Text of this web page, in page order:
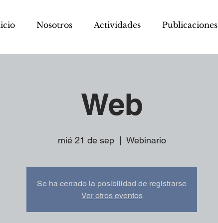
Nosotros Actividades Publicaciones
Web
mié 21 de sep
  |
Webinario
Se ha cerrado la posibilidad de registrarse
Ver otros eventos